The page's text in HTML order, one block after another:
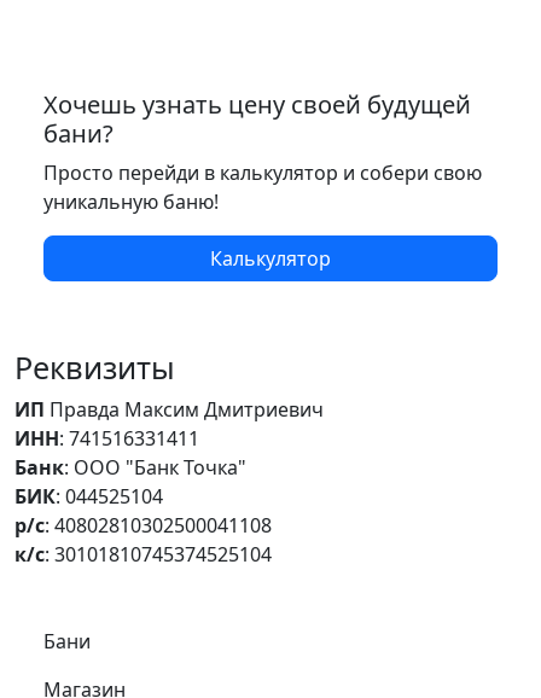
Хочешь узнать цену своей будущей
бани?
Просто перейди в калькулятор и собери свою
уникальную баню!
Калькулятор
Реквизиты
ИП Правда Максим Дмитриевич
ИНН: 741516331411
Банк: ООО "Банк Точка"
БИК: 044525104
р/с: 40802810302500041108
к/с: 30101810745374525104
Самое важное
Бани
Магазин